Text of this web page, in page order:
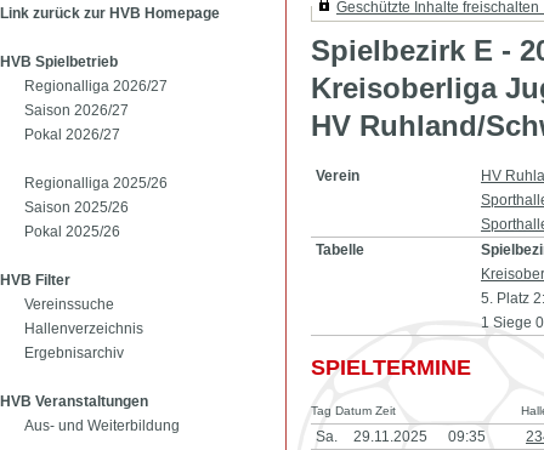
Link zurück zur HVB Homepage
HVB Spielbetrieb
Regionalliga 2026/27
Saison 2026/27
Pokal 2026/27
Regionalliga 2025/26
Saison 2025/26
Pokal 2025/26
HVB Filter
Vereinssuche
Hallenverzeichnis
Ergebnisarchiv
HVB Veranstaltungen
Aus- und Weiterbildung
Geschützte Inhalte freischalten
Spielbezirk E -
Kreisoberliga
HV Ruhland/
Verein
HV
Tabelle
5. Platz
1 Siege
SPIELTERMINE
Tag Datum Zeit
Sa. 29.11.2025 09:35